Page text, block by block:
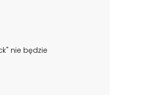
nie będzie